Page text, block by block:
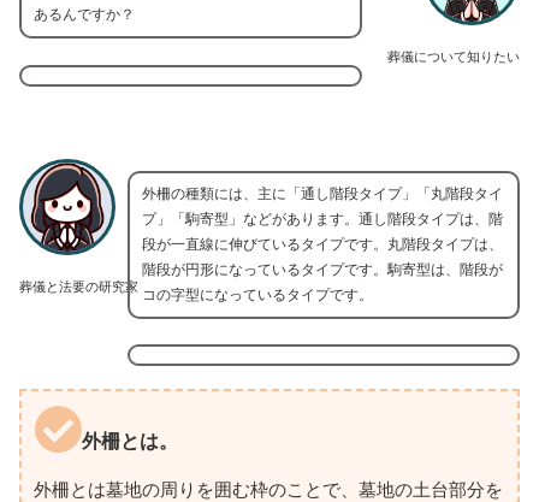
葬儀について知りたい
あるんですか？
葬儀と法要の研究家
外柵の種類には、主に「通し階段タイプ」「丸階段タイ
プ」「駒寄型」などがあります。通し階段タイプは、階
段が一直線に伸びているタイプです。丸階段タイプは、
階段が円形になっているタイプです。駒寄型は、階段が
コの字型になっているタイプです。
外柵とは。
外柵とは墓地の周りを囲む枠のことで、墓地の土台部分を